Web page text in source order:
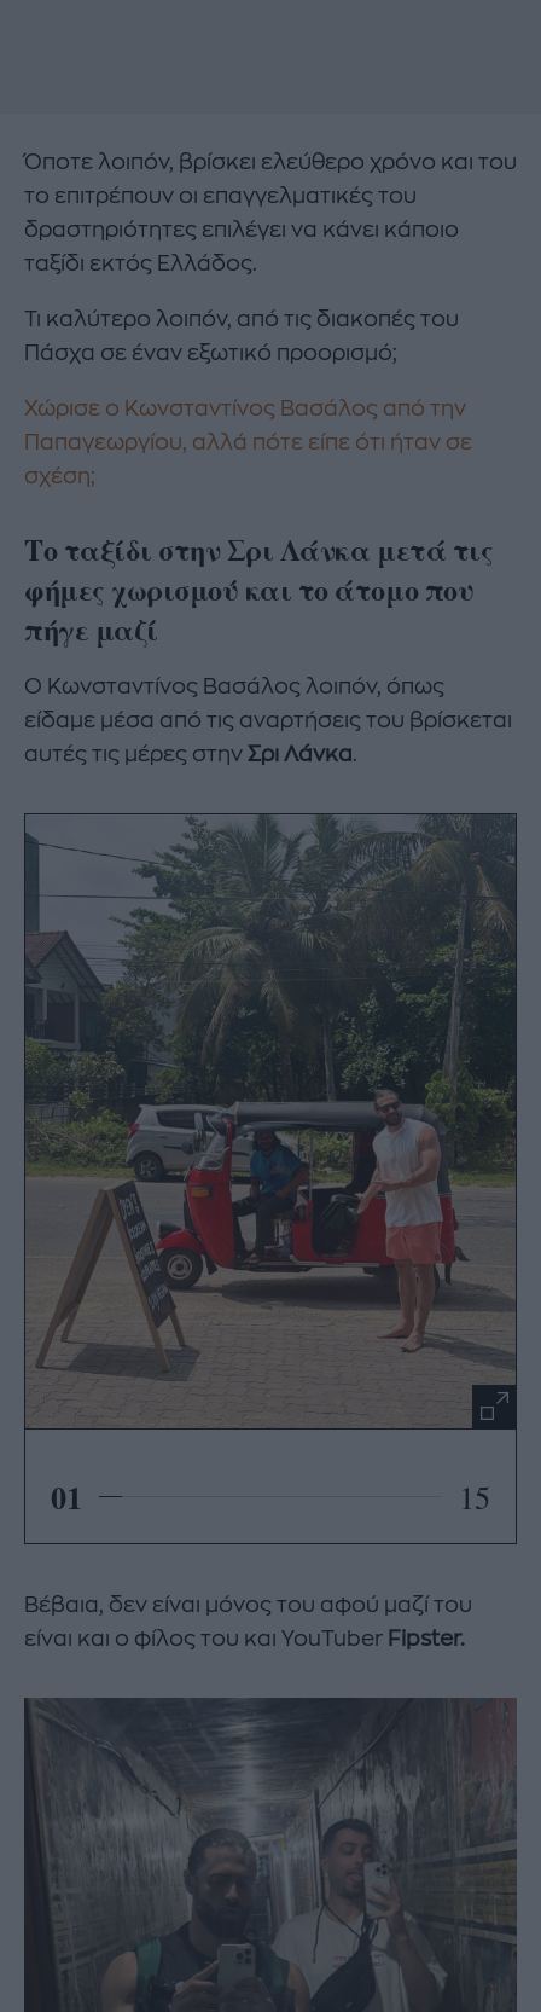
Όποτε λοιπόν, βρίσκει ελεύθερο χρόνο και του
το επιτρέπουν οι επαγγελματικές του
δραστηριότητες επιλέγει να κάνει κάποιο
ταξίδι εκτός Ελλάδος.
Τι καλύτερο λοιπόν, από τις διακοπές του
Πάσχα σε έναν εξωτικό προορισμό;
Χώρισε ο Κωνσταντίνος Βασάλος από την
Παπαγεωργίου, αλλά πότε είπε ότι ήταν σε
σχέση;
Tο ταξίδι στην Σρι Λάνκα μετά τις
φήμες χωρισμού και το άτομο που
πήγε μαζί
Ο Κωνσταντίνος Βασάλος λοιπόν, όπως
είδαμε μέσα από τις αναρτήσεις του βρίσκεται
αυτές τις μέρες στην Σρι Λάνκα.
01 15
Βέβαια, δεν είναι μόνος του αφού μαζί του
είναι και ο φίλος του και YouTuber Fipster.